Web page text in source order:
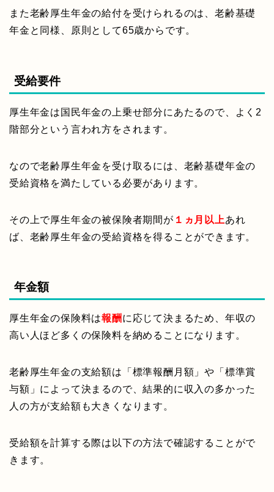
また老齢厚生年金の給付を受けられるのは、老齢基礎
年金と同様、原則として65歳からです。
受給要件
厚生年金は国民年金の上乗せ部分にあたるので、よく2
階部分という言われ方をされます。
なので老齢厚生年金を受け取るには、老齢基礎年金の
受給資格を満たしている必要があります。
その上で厚生年金の被保険者期間が １ヵ月以上あれ
ば、老齢厚生年金の受給資格を得ることができます。
年金額
厚生年金の保険料は報酬 に応じて決まるため、年収の
高い人ほど多くの保険料を納めることになります。
老齢厚生年金の支給額は「標準報酬月額」や「標準賞
与額」によって決まるので、結果的に収入の多かった
人の方が支給額も大きくなります。
受給額を計算する際は以下の方法で確認することがで
きます。